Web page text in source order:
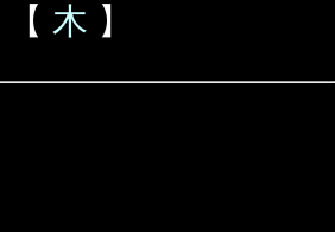
【 木 】